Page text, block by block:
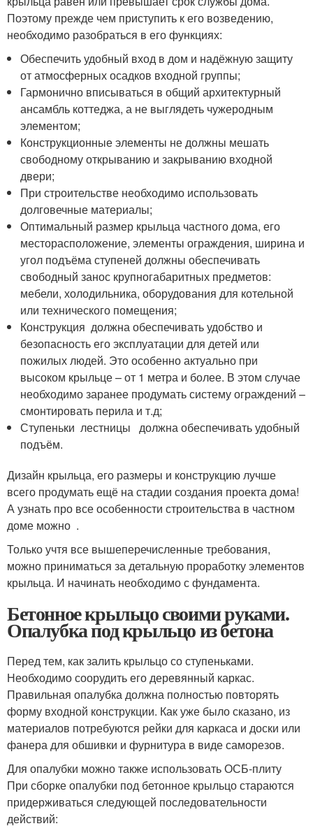
Поэтому прежде чем приступить к его возведению,
необходимо разобраться в его функциях:
Обеспечить удобный вход в дом и надёжную защиту
от атмосферных осадков входной группы;
Гармонично вписываться в общий архитектурный
ансамбль коттеджа, а не выглядеть чужеродным
элементом;
Конструкционные элементы не должны мешать
свободному открыванию и закрыванию входной
двери;
При строительстве необходимо использовать
долговечные материалы;
Оптимальный размер крыльца частного дома, его
месторасположение, элементы ограждения, ширина и
угол подъёма ступеней должны обеспечивать
свободный занос крупногабаритных предметов:
мебели, холодильника, оборудования для котельной
или технического помещения;
Конструкция должна обеспечивать удобство и
безопасность его эксплуатации для детей или
пожилых людей. Это особенно актуально при
высоком крыльце – от 1 метра и более. В этом случае
необходимо заранее продумать систему ограждений –
смонтировать перила и т.д;
Ступеньки лестницы должна обеспечивать удобный
подъём.
Дизайн крыльца, его размеры и конструкцию лучше
всего продумать ещё на стадии создания проекта дома!
А узнать про все особенности строительства в частном
доме можно .
Только учтя все вышеперечисленные требования,
можно приниматься за детальную проработку элементов
крыльца. И начинать необходимо с фундамента.
Бетонное крыльцо своими руками.
Опалубка под крыльцо из бетона
Перед тем, как залить крыльцо со ступеньками.
Необходимо соорудить его деревянный каркас.
Правильная опалубка должна полностью повторять
форму входной конструкции. Как уже было сказано, из
материалов потребуются рейки для каркаса и доски или
фанера для обшивки и фурнитура в виде саморезов.
Для опалубки можно также использовать ОСБ-плиту
При сборке опалубки под бетонное крыльцо стараются
придерживаться следующей последовательности
действий: